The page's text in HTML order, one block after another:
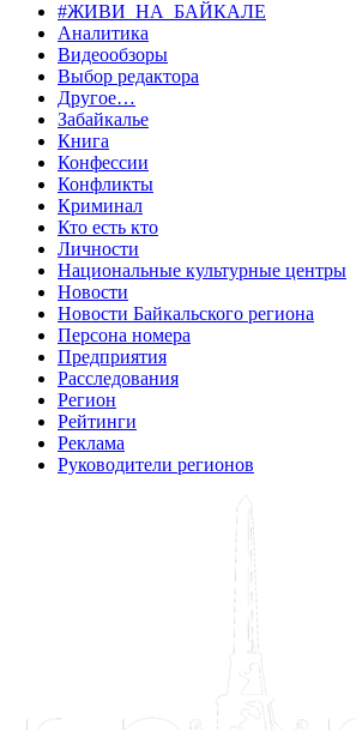
#ЖИВИ_НА_БАЙКАЛЕ
Аналитика
Видеообзоры
Выбор редактора
Другое…
Забайкалье
Книга
Конфессии
Конфликты
Криминал
Кто есть кто
Личности
Национальные культурные центры
Новости
Новости Байкальского региона
Персона номера
Предприятия
Расследования
Регион
Рейтинги
Реклама
Руководители регионов